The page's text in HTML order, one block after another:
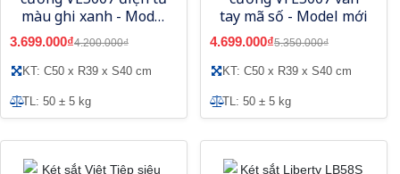
màu ghi xanh - Model
mới
3.699.000₫4.200.000₫
KT: C50 x R39 x S40 cm
TL: 50 ± 5 kg
tay mã số - Model mới
4.699.000₫5.350.000₫
KT: C50 x R39 x S40 cm
TL: 50 ± 5 kg